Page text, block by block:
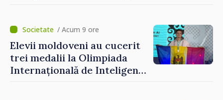
Grosu: „Este important să
depășim blocajele și să dăm o
șansă localităților să se
dezvolte”
/ Acum 9 ore
Elevii moldoveni au cucerit
trei medalii la Olimpiada
Internațională de Inteligență